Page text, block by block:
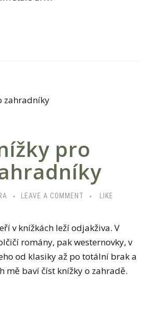
pro
LEAVE A COMMENT LIKE
v knížkách leží odjakživa. V
romány, pak westernovky, v
od klasiky až po totální brak a
mě baví číst knížky o zahradě.